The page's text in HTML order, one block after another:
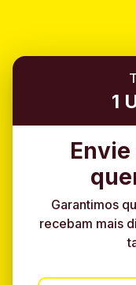
1
Garantimos
recebam mais